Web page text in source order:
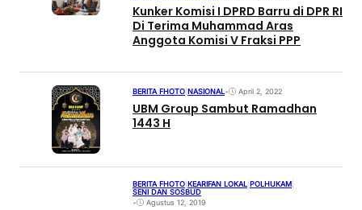
Kunker Komisi I DPRD Barru di DPR RI
Di Terima Muhammad Aras
Anggota Komisi V Fraksi PPP
BERITA FHOTO NASIONAL• April 2, 2022
UBM Group Sambut Ramadhan
1443 H
BERITA FHOTO KEARIFAN LOKAL POLHUKAM
SENI DAN SOSBUD
•
Agustus 12, 2019